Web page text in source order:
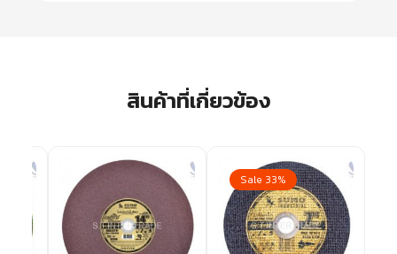
สินค้าที่เกี่ยวข้อง
Sale 33%